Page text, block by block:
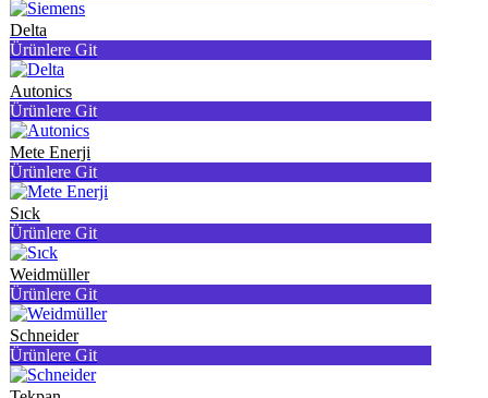
Delta
Ürünlere Git
Autonics
Ürünlere Git
Mete Enerji
Ürünlere Git
Sıck
Ürünlere Git
Weidmüller
Ürünlere Git
Schneider
Ürünlere Git